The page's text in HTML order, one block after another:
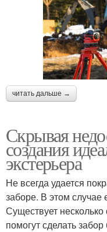
читать дальше →
Скрывая
создания
экстерьера
Не всегда удается
заборе. В этом случае
Существует
помогут сделать